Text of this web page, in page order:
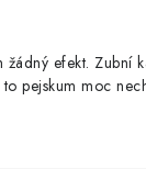
žádný efekt. Zubní
to pejskum moc